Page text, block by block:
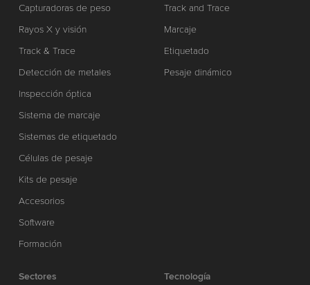
Capturadoras de peso
Rayos X y visión
Track & Trace
Detección de metales
Inspección óptica
Sistema de marcaje
Sistemas de etiquetado
Células de pesaje
Kits de pesaje
Accesorios
Software
Formación
Track and Trace
Marcaje
Etiquetado
Pesaje dinámico
Sectores
Tecnología